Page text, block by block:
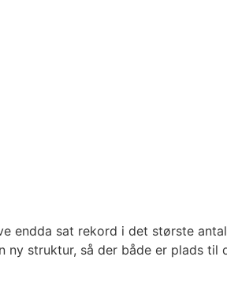
sat rekord i det største
struktur, så der både er plads til